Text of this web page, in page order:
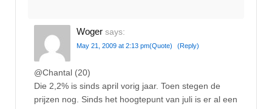
Woger says:
May 21, 2009 at 2:13 pm(Quote) (Reply)
@Chantal (20)
Die 2,2% is sinds april vorig jaar. Toen stegen de
prijzen nog. Sinds het hoogtepunt van juli is er al een